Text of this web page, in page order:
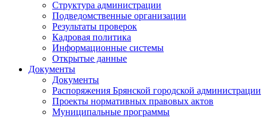
Структура администрации
Подведомственные организации
Результаты проверок
Кадровая политика
Информационные системы
Открытые данные
Документы
Документы
Распоряжения Брянской городской администрации
Проекты нормативных правовых актов
Муниципальные программы